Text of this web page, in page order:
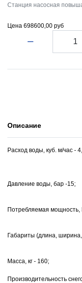
Станция насосная
Цена 698600,00 руб
Описание
Расход воды, куб. м/час -
Давление воды, бар -15;
Потребляемая мощность,
Габариты (длина,
Масса, кг - 160;
Производительность